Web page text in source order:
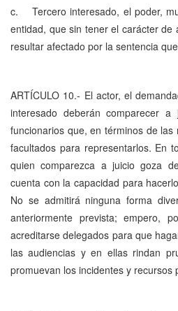
c. Tercero interesado, el poder,
entidad, que sin tener el carácter de
resultar afectado por la sentencia
ARTÍCULO 10.- El actor, el
interesado deberán comparecer
funcionarios que, en términos de
facultados para representarlos. En
quien comparezca a juicio goza
cuenta con la capacidad para
No se admitirá ninguna forma
anteriormente prevista; empero,
acreditarse delegados para que
las audiencias y en ellas rindan
promuevan los incidentes y recursos